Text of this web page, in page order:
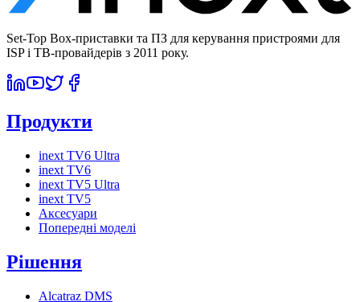
Set-Top Box-приставки та ПЗ для керування пристроями для
ISP і ТВ-провайдерів з 2011 року.
Продукти
inext TV6 Ultra
inext TV6
inext TV5 Ultra
inext TV5
Аксесуари
Попередні моделі
Рішення
Alcatraz DMS